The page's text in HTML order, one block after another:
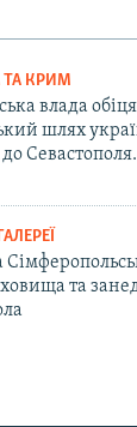
ТА КРИМ
влада
шлях
та